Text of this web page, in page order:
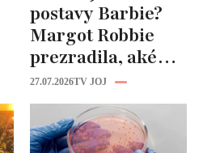
postavy Barbie?
Margot Robbie
prezradila, aké
cviky jej pomohli
spevniť celé telo
27.07.2026TV JOJ